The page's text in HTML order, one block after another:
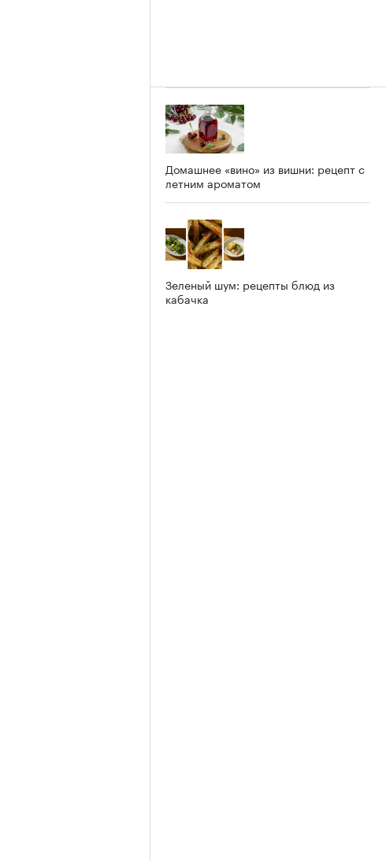
Домашнее «вино» из вишни: рецепт с
летним ароматом
Зеленый шум: рецепты блюд из
кабачка